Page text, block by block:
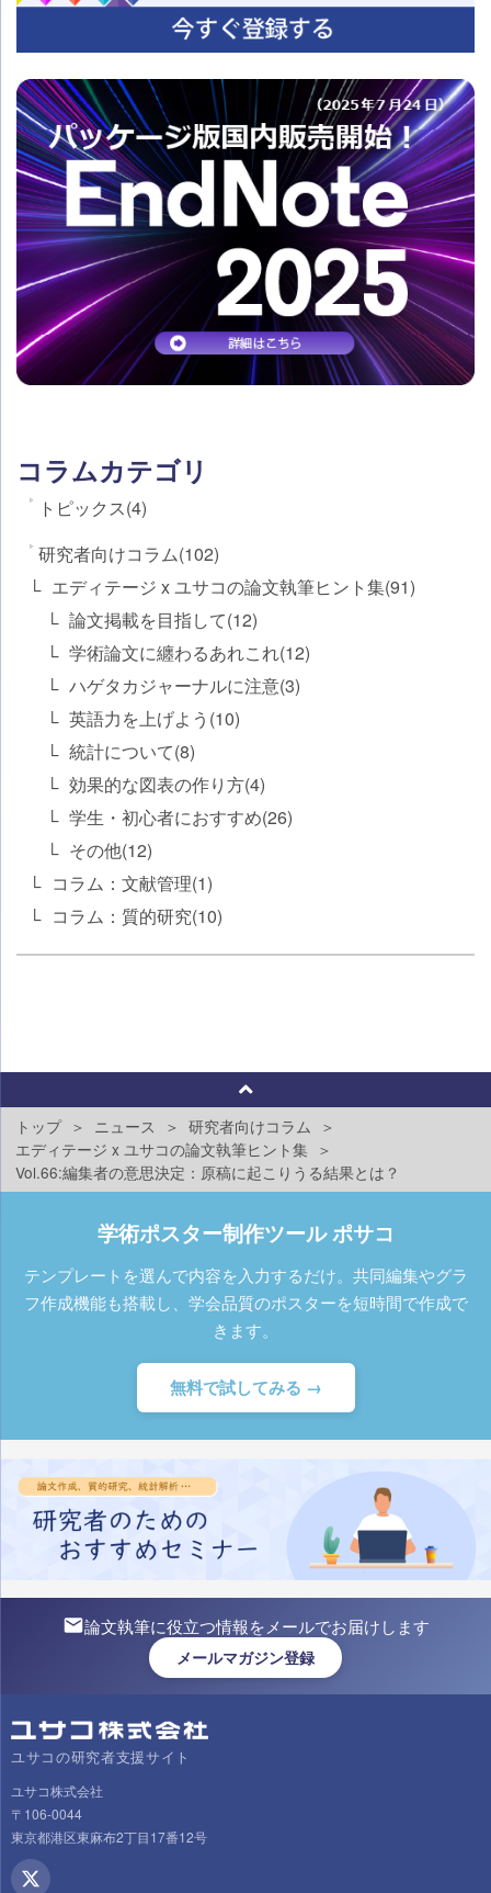
コラムカテゴリ
トピックス(4)
研究者向けコラム(102)
エディテージ x ユサコの論文執筆ヒント集(91)
論文掲載を目指して(12)
学術論文に纏わるあれこれ(12)
ハゲタカジャーナルに注意(3)
英語力を上げよう(10)
統計について(8)
効果的な図表の作り方(4)
学生・初心者におすすめ(26)
その他(12)
コラム：文献管理(1)
コラム：質的研究(10)
トップ ニュース
研究者向けコラム
エディテージ x ユサコの論文執筆ヒント集
Vol.66:編集者の意思決定：原稿に起こりうる結果とは？
学術ポスター制作ツール ポサコ
テンプレートを選んで内容を入力するだけ。共同編集やグラ
フ作成機能も搭載し、学会品質のポスターを短時間で作成で
きます。
無料で試してみる →
論文執筆に役立つ情報をメールでお届けします
メールマガジン登録
ユサコの研究者支援サイト
ユサコ株式会社
〒106-0044
東京都港区東麻布2丁目17番12号